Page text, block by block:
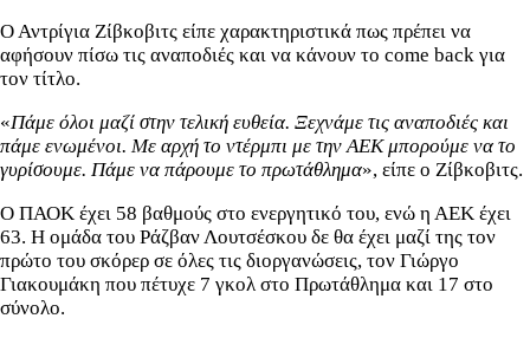
Ο Αντρίγια Ζίβκοβιτς είπε χαρακτηριστικά πως πρέπει να
αφήσουν πίσω τις αναποδιές και να κάνουν το come back για
τον τίτλο.
«Πάμε όλοι μαζί στην τελική ευθεία. Ξεχνάμε τις αναποδιές και
πάμε ενωμένοι. Με αρχή το ντέρμπι με την ΑΕΚ μπορούμε να το
γυρίσουμε. Πάμε να πάρουμε το πρωτάθλημα», είπε ο Ζίβκοβιτς.
Ο ΠΑΟΚ έχει 58 βαθμούς στο ενεργητικό του, ενώ η ΑΕΚ έχει
63. Η ομάδα του Ράζβαν Λουτσέσκου δε θα έχει μαζί της τον
πρώτο του σκόρερ σε όλες τις διοργανώσεις, τον Γιώργο
Γιακουμάκη που πέτυχε 7 γκολ στο Πρωτάθλημα και 17 στο
σύνολο.